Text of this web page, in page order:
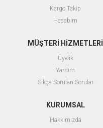
Kargo Takip
Hesabım
MÜŞTERİ HİZMETLERİ
Üyelik
Yardım
Sıkça Sorulan Sorular
KURUMSAL
Hakkımızda